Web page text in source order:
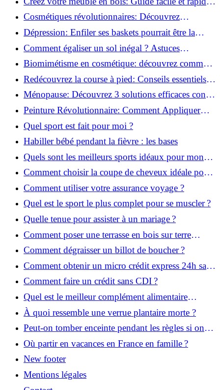
pour débutants!
Cosmétiques révolutionnaires: Découvrez
comment les fermes verticales transforment la
beauté!
Dépression: Enfiler ses baskets pourrait être la
solution!
Comment égaliser un sol inégal ? Astuces
infaillibles pour réussir !
Biomimétisme en cosmétique: découvrez comment
la nature inspire l'avenir des soins beauté!
Redécouvrez la course à pied: Conseils essentiels
pour reprendre!
Ménopause: Découvrez 3 solutions efficaces contre
les bouffées de chaleur!
Peinture Révolutionnaire: Comment Appliquer
Deux Couleurs Sur Une Porte!
Quel sport est fait pour moi ?
Habiller bébé pendant la fièvre : les bases
Quels sont les meilleurs sports idéaux pour mon
enfant ?
Comment choisir la coupe de cheveux idéale pour
votre visage ?
Comment utiliser votre assurance voyage ?
Quel est le sport le plus complet pour se muscler ?
Quelle tenue pour assister à un mariage ?
Comment poser une terrasse en bois sur terre
battue ?
Comment dégraisser un billot de boucher ?
Comment obtenir un micro crédit express 24h sans
justificatif ?
Comment faire un crédit sans CDI ?
Quel est le meilleur complément alimentaire
cheveux efficace ? Notre avis dans cet article
À quoi ressemble une verrue plantaire morte ?
Peut-on tomber enceinte pendant les règles si on
prend la pilule ?
Où partir en vacances en France en famille ?
New footer
Mentions légales